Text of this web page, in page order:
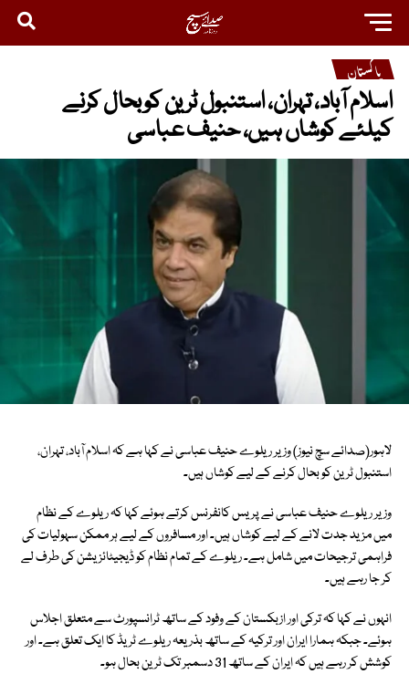
پاکستان
اسلام آباد، تہران، استنبول ٹرین کو بحال کرنے
کیلئے کوشاں ہیں، حنیف عباسی
لاہور(صدائے سچ نیوز) وزیر ریلوے حنیف عباسی نے کہا ہے کہ اسلام آباد، تہران،
استنبول ٹرین کو بحال کرنے کے لیے کوشاں ہیں۔
وزیر ریلوے حنیف عباسی نے پریس کانفرنس کرتے ہوئے کہا کہ ریلوے کے نظام
میں مزید جدت لانے کے لیے کوشاں ہیں۔ اور مسافروں کے لیے ہر ممکن سہولیات کی
فراہمی ترجیحات میں شامل ہے۔ ریلوے کے تمام نظام کو ڈیجیٹائزیشن کی طرف لے
کر جا رہے ہیں۔
انہوں نے کہا کہ ترکی اور ازبکستان کے وفود کے ساتھ ٹرانسپورٹ سے متعلق اجلاس
ہوئے۔ جبکہ ہمارا ایران اور ترکیہ کے ساتھ بذریعہ ریلوے ٹریڈ کا ایک تعلق ہے۔ اور
کوشش کر رہے ہیں کہ ایران کے ساتھ 31 دسمبر تک ٹرین بحال ہو۔